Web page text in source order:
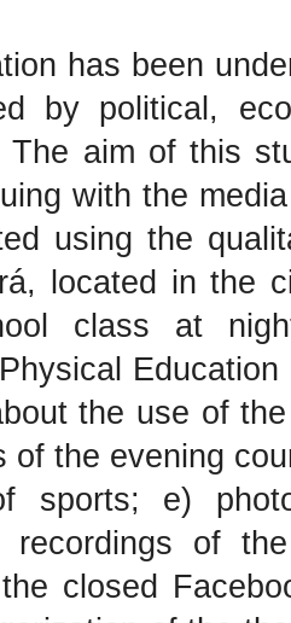
has been
by political,
The aim of this
with the
using the
located in the
class at
the use of
of the evening
sports; e)
recordings of
closed